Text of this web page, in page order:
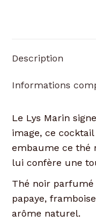
Description
Informations
Le Lys Marin
image, ce
embaume ce thé
lui confère une
Thé noir
papaye,
arôme naturel.